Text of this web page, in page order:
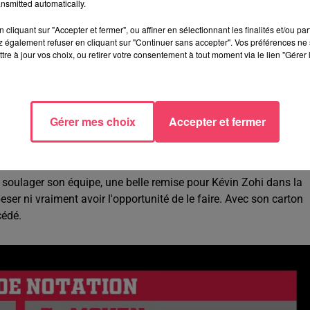
l'entrejeu lavallois qui a beaucoup couru dans le vide.
tant les Tango n'ont pas réussi à franchir la ligne médiane. Il
frappe. De la volonté défensivement, mais cela reste peu...
offensif a quasiment raté tout ce qu'il a entrepris. Des
dans le bon timing... Une rencontre a oublié pour celui qui
(60'), qui a eu deux belles occasions et fait une entrée
son équipe, une belle remise pour Kévin Zohi dans la
ni vraiment avoir l'opportunité de le faire. Avec son carton
automatically.
cliquant sur "Accepter et fermer", ou affiner en sélectionnant les finalités et/ou
également refuser en cliquant sur "Continuer sans accepter". Vos préférences
à jour vos choix, ou retirer votre consentement à tout moment via le lien
Gérer mes choix Accepter et fermer